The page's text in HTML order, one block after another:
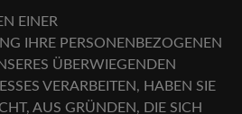
EINER
IHRE PERSONENBEZOGENEN
ÜBERWIEGENDEN
VERARBEITEN, HABEN SIE
AUS GRÜNDEN, DIE SICH